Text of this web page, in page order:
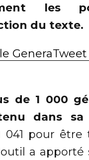
les
du texte.
de 1 000
dans sa
041 pour
a apporté